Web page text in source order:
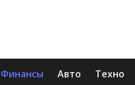
Финансы Авто Техно